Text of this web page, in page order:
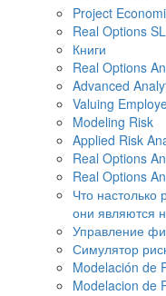
Project
Real Options
Книги
Real Options
Advanced
Valuing
Modeling Risk
Applied Risk
Real Options
Real Options
Что настолько
они являются
Управление
Симулятор
Modelación de
Modelacion de